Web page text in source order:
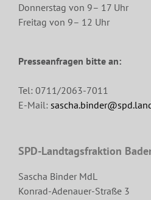
Donnerstag von 9– 17 Uhr
Freitag von 9– 12 Uhr
Presseanfragen bitte an:
Tel: 0711/2063-7011
E-Mail:
SPD-Landtagsfraktion
Sascha Binder MdL
Konrad-Adenauer-Straße 3